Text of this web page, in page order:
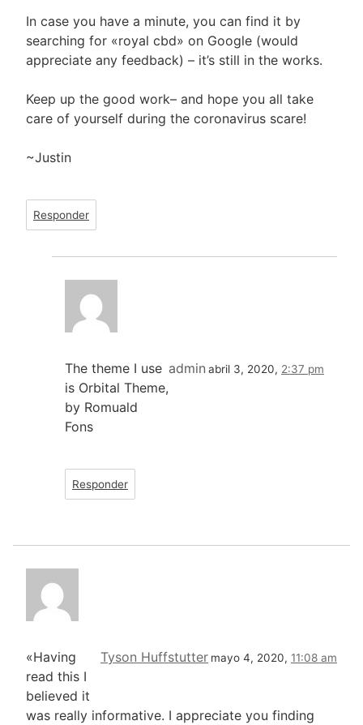
In case you have a minute, you can find it by
searching for «royal cbd» on Google (would
appreciate any feedback) – it’s still in the works.
Keep up the good work– and hope you all take
care of yourself during the coronavirus scare!
~Justin
Responder
admin abril 3, 2020, 2:37 pm
The theme I use
is Orbital Theme,
by Romuald
Fons
Responder
Tyson Huffstutter mayo 4, 2020, 11:08 am
«Having
read this I
believed it
was really informative. I appreciate you finding